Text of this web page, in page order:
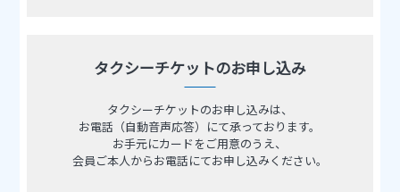
タクシーチケットのお申し込み
タクシーチケットのお申し込みは、
お電話（自動音声応答）にて承っております。
お手元にカードをご用意のうえ、
会員ご本人からお電話にてお申し込みください。